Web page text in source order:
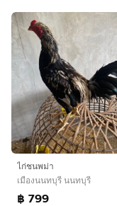
ไก่ชนพม่า
เมืองนนทบุรี นนทบุรี
฿ 799